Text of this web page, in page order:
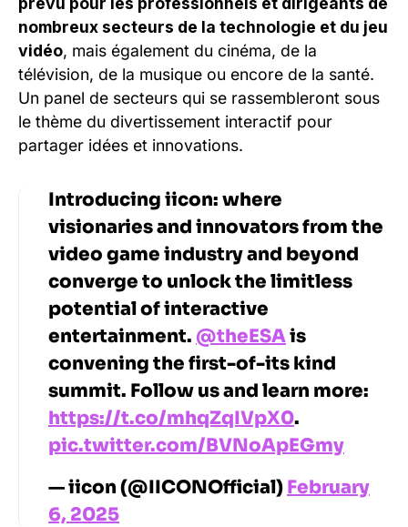
nombreux secteurs de la technologie et du jeu
vidéo, mais également du cinéma, de la
télévision, de la musique ou encore de la santé.
Un panel de secteurs qui se rassembleront sous
le thème du divertissement interactif pour
partager idées et innovations.
Introducing iicon: where
visionaries and innovators from the
video game industry and beyond
converge to unlock the limitless
potential of interactive
entertainment. @theESAis
convening the first-of-its kind
summit. Follow us and learn more:
https://t.co/mhqZqIVpX0.
pic.twitter.com/BVNoApEGmy
— iicon (@IICONOfficial) February
6, 2025